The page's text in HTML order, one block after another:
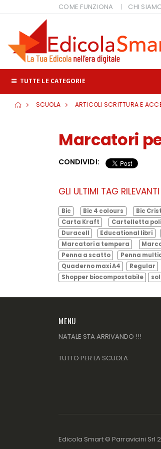
COME FUNZIONA CHI
TUTTE LE CATEGORIE
SCUOLA ARTICOLI SCRITTURA E
Marcatori
CONDIVIDI:
GLI ULTIMI TAG RILEVANTI
Bic Bic 4 colours Bic
Carta Kraft
Cartelletta
Duracell
Educational libri
Marcatori a tempera
Penna a scatto
Penna
Quaderno maxi A4
Regular
Shopper biocompostabile
MENU
NATALE STA ARRIVANDO !!!
TUTTO PER LA SCUOLA
Edicola Smart © Parravicini Srl